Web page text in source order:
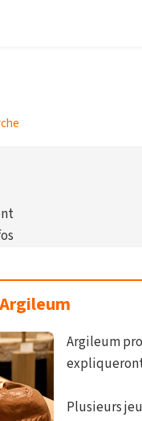
Argileum
Plusieurs